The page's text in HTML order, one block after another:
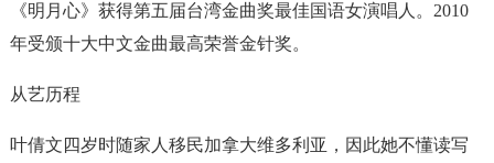
《明月心》获得第五届台湾金曲奖最佳国语女演唱人。2010
年受颁十大中文金曲最高荣誉金针奖。
从艺历程
叶倩文四岁时随家人移民加拿大维多利亚，因此她不懂读写